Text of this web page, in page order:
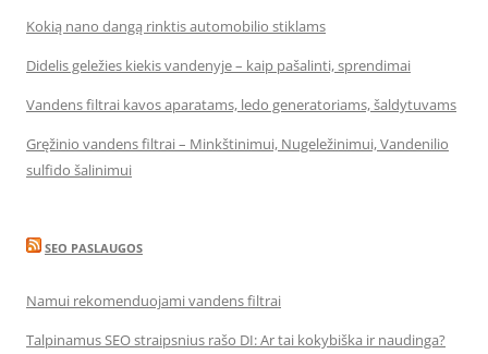
Kokią nano dangą rinktis automobilio stiklams
Didelis geležies kiekis vandenyje – kaip pašalinti, sprendimai
Vandens filtrai kavos aparatams, ledo generatoriams, šaldytuvams
Gręžinio vandens filtrai – Minkštinimui, Nugeležinimui, Vandenilio
sulfido šalinimui
SEO PASLAUGOS
Namui rekomenduojami vandens filtrai
Talpinamus SEO straipsnius rašo DI: Ar tai kokybiška ir naudinga?